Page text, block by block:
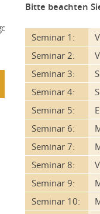
Bitte beachten
Seminar 1:
Seminar 2:
Seminar 3:
Seminar 4:
Seminar 5:
Seminar 6:
Seminar 7:
Seminar 8:
Seminar 9:
Seminar 10: